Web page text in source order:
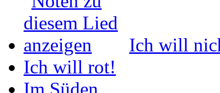
Ich will
Ich will rot!
Im Süden